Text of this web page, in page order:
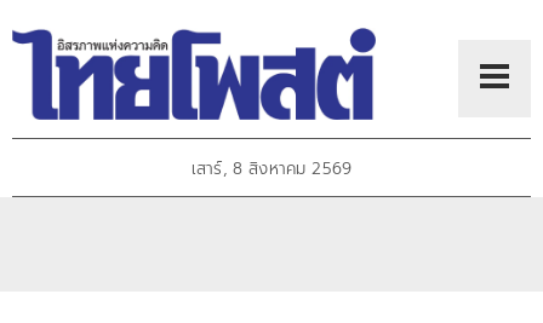
เสาร์, 8 สิงหาคม 2569